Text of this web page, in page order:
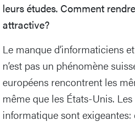
leurs études. Comment
attractive?
Le manque d’informaticiens
n’est pas un phénomène
européens rencontrent les
même que les États-Unis.
informatique sont